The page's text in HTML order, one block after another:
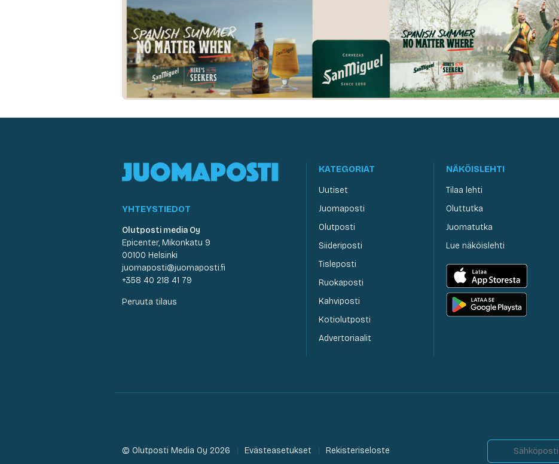
YHTEYSTIEDOT
Olutposti media Oy
Epicenter, Mikonkatu 9
00100 Helsinki
juomaposti@juomaposti.fi
+358 40 218 41 79
Peruuta tilaus
KATEGORIAT
Uutiset
Juomaposti
Olutposti
Siideriposti
Tisleposti
Ruokaposti
Kahviposti
Kotiolutposti
Advertoriaalit
NÄKÖISLEHTI
Tilaa lehti
Oluttutka
Juomatutka
Lue näköislehti
© Olutposti Media Oy 2026 Evästeasetukset Rekisteriseloste